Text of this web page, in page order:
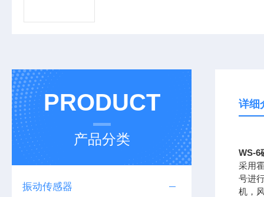
PRODUCT
产品分类
振动传感器
详细
WS-6
采用
号进
机，